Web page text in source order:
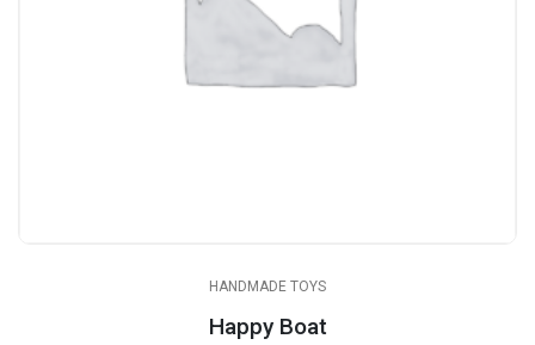
HANDMADE TOYS
Happy Boat